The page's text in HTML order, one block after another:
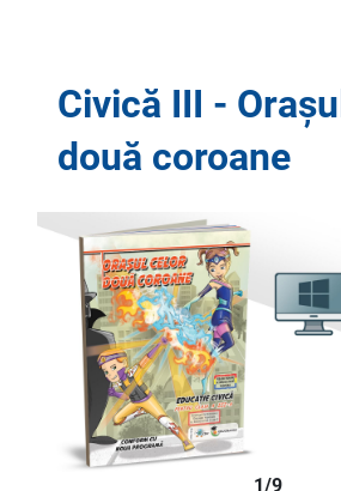
Civică III -
două coroane
1/9